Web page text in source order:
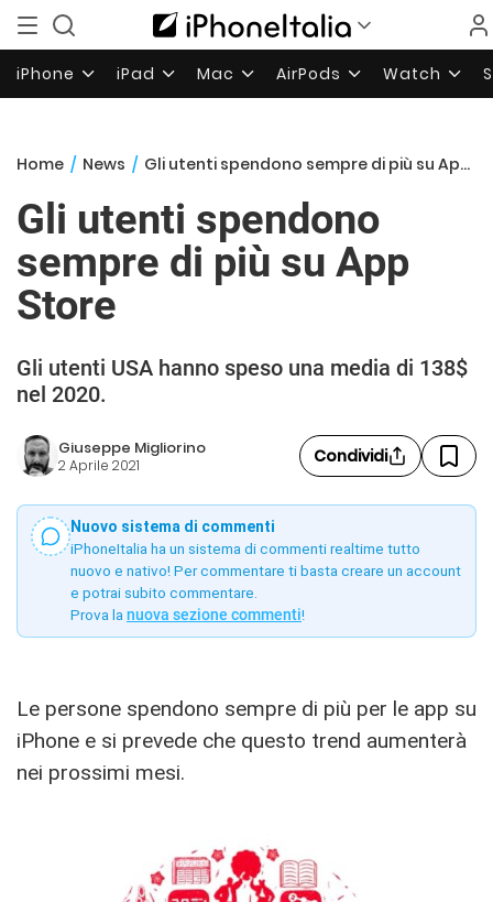
iPhone iPad Mac AirPods Watch
Home / News / Gli utenti spendono sempre di più su App Store
Gli utenti spendono
sempre di più su App
Store
Gli utenti USA hanno speso una media di 138$
nel 2020.
Giuseppe Migliorino
2 Aprile 2021 Condividi
Nuovo sistema di commenti
iPhoneItalia ha un sistema di commenti realtime tutto
nuovo e nativo! Per commentare ti basta creare un account
e potrai subito commentare.
Prova la nuova sezione commenti!
Le persone spendono sempre di più per le app su
iPhone e si prevede che questo trend aumenterà
nei prossimi mesi.